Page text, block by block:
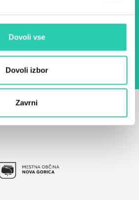
Dovoli vse
Dovoli izbor
Zavrni
potrjujem, da sem
osebnih podatkov za
Pravilnik o zasebnosti